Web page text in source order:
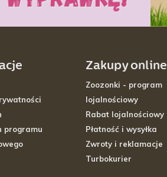
programu
Zakupy online
Zoozonki - program
lojalnościowy
Rabat lojalnościowy
Płatność i wysyłka
Zwroty i reklamacje
Turbokurier